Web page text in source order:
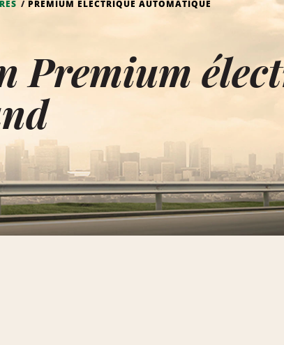
PREMIUM ÉLECTRIQUE AUTOMATIQUE
Premium